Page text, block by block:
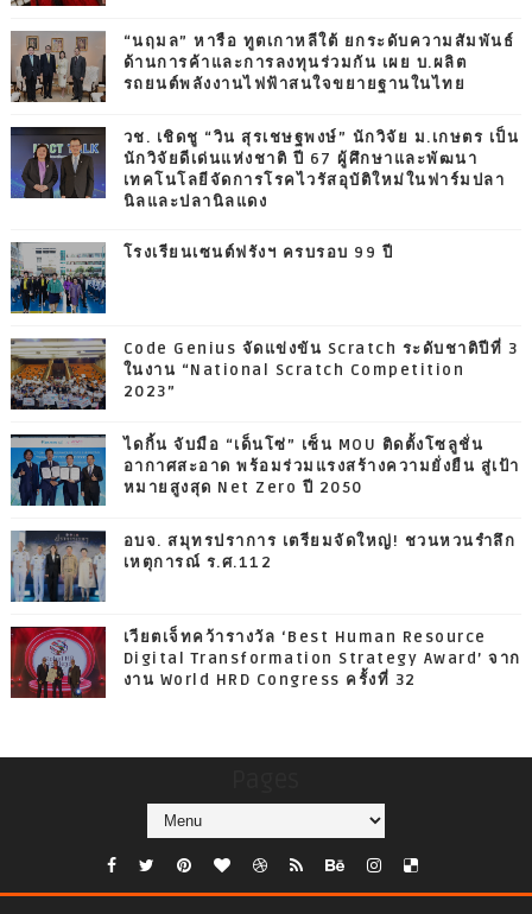
“นฤมล” หารือ ทูตเกาหลีใต้ ยกระดับความสัมพันธ์
ด้านการค้าและการลงทุนร่วมกัน เผย บ.ผลิต
รถยนต์พลังงานไฟฟ้าสนใจขยายฐานในไทย
วช. เชิดชู “วิน สุรเชษฐพงษ์” นักวิจัย ม.เกษตร เป็น
นักวิจัยดีเด่นแห่งชาติ ปี 67 ผู้ศึกษาและพัฒนา
เทคโนโลยีจัดการโรคไวรัสอุบัติใหม่ในฟาร์มปลา
นิลและปลานิลแดง
โรงเรียนเซนต์ฟรังฯ ครบรอบ 99 ปี
Code Genius จัดแข่งขัน Scratch ระดับชาติปีที่ 3
ในงาน “National Scratch Competition
2023”
ไดกิ้น จับมือ “เด็นโซ่” เซ็น MOU ติดตั้งโซลูชั่น
อากาศสะอาด พร้อมร่วมแรงสร้างความยั่งยืน สู่เป้า
หมายสูงสุด Net Zero ปี 2050
อบจ. สมุทรปราการ เตรียมจัดใหญ่! ชวนหวนรำลึก
เหตุการณ์ ร.ศ.112
เวียตเจ็ทคว้ารางวัล ‘Best Human Resource
Digital Transformation Strategy Award’ จาก
งาน World HRD Congress ครั้งที่ 32